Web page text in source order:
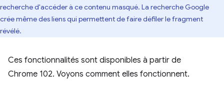
recherche d'accéder à ce contenu masqué. La recherche Google
crée même des liens qui permettent de faire défiler le fragment
révélé.
Ces fonctionnalités sont disponibles à partir de
Chrome 102. Voyons comment elles fonctionnent.